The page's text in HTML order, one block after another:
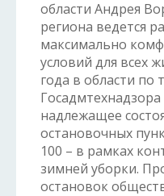
области Андрея
региона ведется
максимально
условий для всех
года в области по
надлежащее
остановочных
100 – в рамках
зимней уборки.
остановок